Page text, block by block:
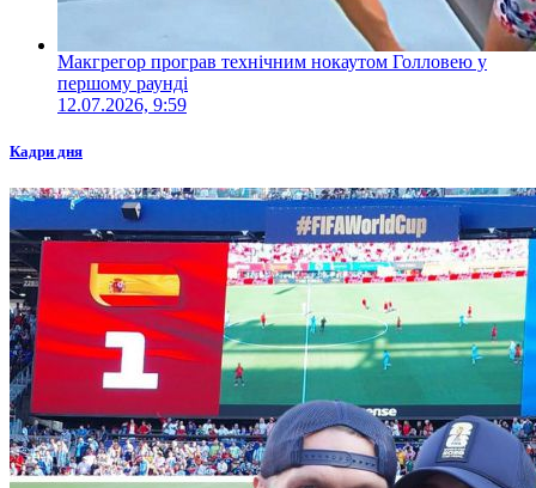
Макгрегор програв технічним нокаутом Голловею у
першому раунді
12.07.2026, 9:59
Кадри дня